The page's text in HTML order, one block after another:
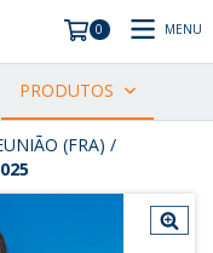
0 MENU
PRODUTOS
(FRA) /